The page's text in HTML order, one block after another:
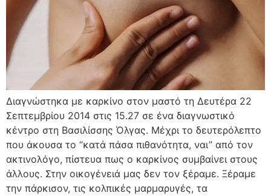
Διαγνώστηκα με καρκίνο στον μαστό τη Δευτέρα 22
Σεπτεμβρίου 2014 στις 15.27 σε ένα διαγνωστικό
κέντρο στη Βασιλίσσης Όλγας. Μέχρι το δευτερόλεπτο
που άκουσα το “κατά πάσα πιθανότητα, ναι” από τον
ακτινολόγο, πίστευα πως ο καρκίνος συμβαίνει στους
άλλους. Στην οικογένειά μας δεν τον ξέραμε. Ξέραμε
την πάρκισον, τις κολπικές μαρμαρυγές, τα